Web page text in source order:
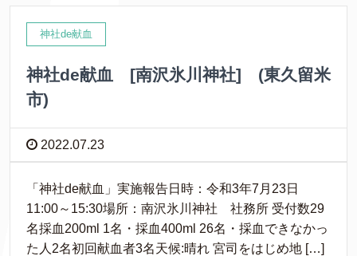
神社de献血
神社de献血 [南沢氷川神社] (東久留米
市)
2022.07.23
「神社de献血」実施報告日時：令和3年7月23日
11:00～15:30場所：南沢氷川神社 社務所 受付数29
名採血200ml 1名・採血400ml 26名・採血できなかっ
た人2名初回献血者3名天候:晴れ 宮司をはじめ地 […]